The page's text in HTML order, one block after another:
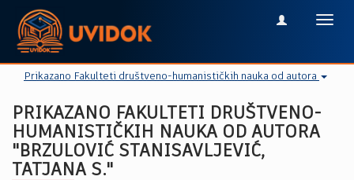
Prikazano Fakulteti društveno-humanističkih nauka od autora
PRIKAZANO FAKULTETI DRUŠTVENO-
HUMANISTIČKIH NAUKA OD AUTORA
"BRZULOVIĆ STANISAVLJEVIĆ,
TATJANA S."